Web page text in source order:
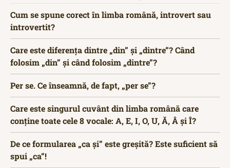
Cum se spune corect în limba română, introvert sau
introvertit?
Care este diferența dintre „din” și „dintre”? Când
folosim „din” și când folosim „dintre”?
Per se. Ce înseamnă, de fapt, „per se”?
Care este singurul cuvânt din limba română care
conține toate cele 8 vocale: A, E, I, O, U, Ă, Â și Î?
De ce formularea „ca și” este greșită? Este suficient să
spui „ca”!